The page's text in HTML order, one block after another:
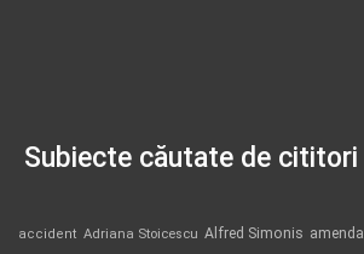
Subiecte căutate de cititori
accident Adriana Stoicescu Alfred Simonis amenda